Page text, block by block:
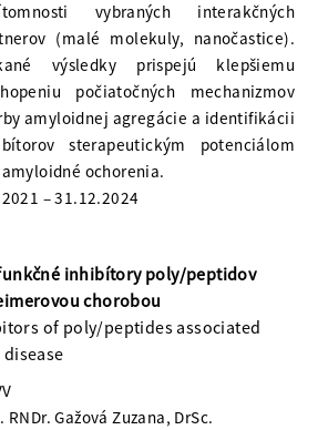
vybraných interakčných
(malé molekuly, nanočastice).
výsledky prispejú klepšiemu
počiatočných mechanizmov
amyloidnej agregácie a identifikácii
sterapeutickým potenciálom
ochorenia.
– 31.12.2024
inhibítory poly/peptidov
chorobou
of poly/peptides associated
RNDr. Gažová Zuzana, DrSc.